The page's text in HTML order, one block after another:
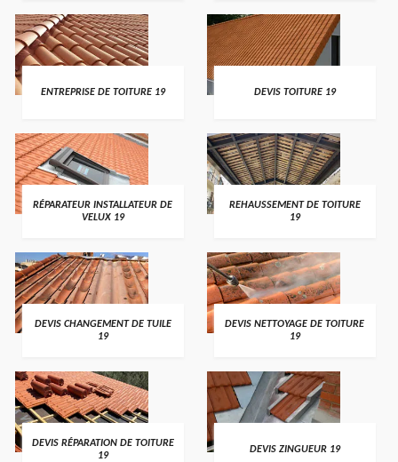
ENTREPRISE DE TOITURE 19 DEVIS TOITURE 19
RÉPARATEUR INSTALLATEUR DE
VELUX 19
REHAUSSEMENT DE TOITURE
19
DEVIS CHANGEMENT DE TUILE
19
DEVIS NETTOYAGE DE TOITURE
19
DEVIS RÉPARATION DE TOITURE
19
DEVIS ZINGUEUR 19